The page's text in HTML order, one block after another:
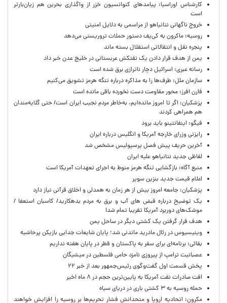
کارشناس اوراسیا: پیامدهای کنوانسیون خزر از واگذاری بحرین هم زیان‌بارتر
است
خروج ناگهانی نتانیاهو از مراسمی به دلایل امنیتی
روسیه: ماکرون به کی‌یف دستور حملات تروریستی می‌دهد
پنجره‌ نقل و انتقالاتی استقلال بسته ماند
یمن از هدف قرار دادن یک نفتکش عربستانی در خلیج عدن خبر داد
رسانه عبری: اسرائیل دچار ناترازی برق شده است
سازمان ملل: طرف‌ها را به مذاکره درباره تنگه هرمز تشویق می‌کنیم
فارن افرز: محور مقاومت دست نخورده باقی مانده است
پزشکیان: اگر تا امروز مانده‌ایم، به‌خاطر مردم نجیب ایران است/ حتی گلایه‌مندان
هم همراهی کردند
فیگو: اینفانتینو باید برود
رایزنی وزرای خارجه آمریکا و انگلیس درباره ایران
آخرین حریف پیش فصل پرسپولیس مشخص شد
لفاظی جدید نتانیاهو علیه ایران
منبع آگاه: بازگشایی تنگه هرمز منوط به اجرای تعهدات آمریکا است
اعلام قیمت جدید بنزین سوپر
پزشکیان: جامعه امروز بیش از هر زمان به همدلی و اخلاق قرآنی نیاز دارد
یک توضیح درباره قبض های آب و برق به مردم بدهکارید/ کاسبان استعفا /
موشک‌های دوربرد آمریکا تقریبا تمام شد!
هدف قرار گرفتن یک کشتی دیگر در ساحل یمن
وینیسیوس در رئال مادرید ماندنی شد؛ پایان شایعات جدایی بازیکن پرحاشیه
بقائی: برنامه‌ای برای سفر به پاکستان و قطر در پایان هفته نداریم
عصبانیت ترامپ از پیروزی نامزد حامی فلسطین در میشیگان
پخش قسمت اول گفت‌وگوی رئیس‌جمهور بعد از خبر ۲۲
افت صادرات نفت آمریکا به پایین‌ترین حجم در ۸ ماه اخیر
حمله روسیه به ۳ کشتی باری در دریای سیاه
مکرون: اتحادیه اروپا و متحدانش فشار تحریم‌ها بر روسیه را افزایش خواهند